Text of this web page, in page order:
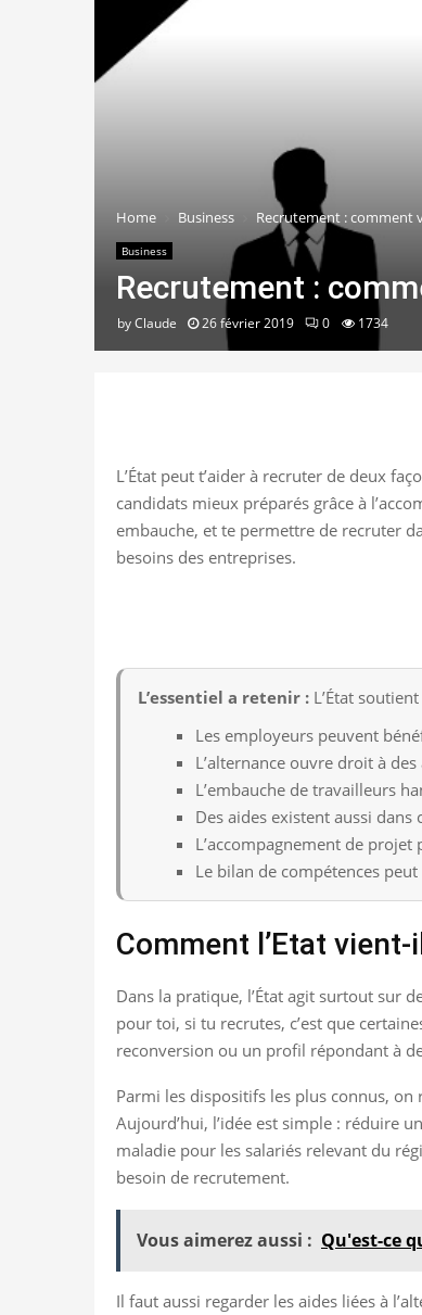
Home Business Recrutement : comment
Business
Recrutement :
byClaude 26 février 2019 0 1734
L’État peut t’aider à recruter de deux
candidats mieux préparés grâce à
embauche, et te permettre de recruter
besoins des entreprises.
L’essentiel a retenir : L’État
Les employeurs peuvent
L’alternance ouvre droit à
L’embauche de travailleurs
Des aides existent aussi dans
L’accompagnement de
Le bilan de compétences
Comment l’Etat
Dans la pratique, l’État agit surtout sur
pour toi, si tu recrutes, c’est que
reconversion ou un profil répondant à
Parmi les dispositifs les plus connus,
Aujourd’hui, l’idée est simple : réduire
maladie pour les salariés relevant du
besoin de recrutement.
Vous aimerez aussi : Qu'est-ce
Il faut aussi regarder les aides liées à